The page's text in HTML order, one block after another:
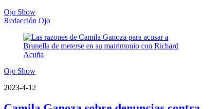
Ojo Show
Redacción Ojo
Ojo Show
2023-4-12